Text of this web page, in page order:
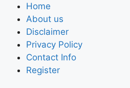
Home
About us
Disclaimer
Privacy Policy
Contact Info
Register